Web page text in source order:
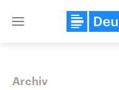
Close
Archiv